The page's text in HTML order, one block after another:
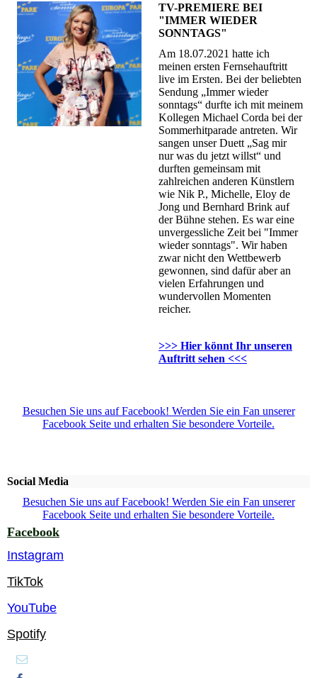
TV-PREMIERE BEI
"IMMER WIEDER
SONNTAGS"
Am 18.07.2021 hatte ich
meinen ersten Fernsehauftritt
live im Ersten. Bei der beliebten
Sendung „Immer wieder
sonntags“ durfte ich mit meinem
Kollegen Michael Corda bei der
Sommerhitparade antreten. Wir
sangen unser Duett „Sag mir
nur was du jetzt willst“ und
durften gemeinsam mit
zahlreichen anderen Künstlern
wie Nik P., Michelle, Eloy de
Jong und Bernhard Brink auf
der Bühne stehen. Es war eine
unvergessliche Zeit bei "Immer
wieder sonntags". Wir haben
zwar nicht den Wettbewerb
gewonnen, sind dafür aber an
vielen Erfahrungen und
wundervollen Momenten
reicher.
>>> Hier könnt Ihr unseren
Auftritt sehen <<<
Besuchen Sie uns auf Facebook! Werden Sie ein Fan unserer
Facebook Seite und erhalten Sie besondere Vorteile.
Social Media
Besuchen Sie uns auf Facebook! Werden Sie ein Fan unserer
Facebook Seite und erhalten Sie besondere Vorteile.
Facebook
Instagram
TikTok
YouTube
Spotify